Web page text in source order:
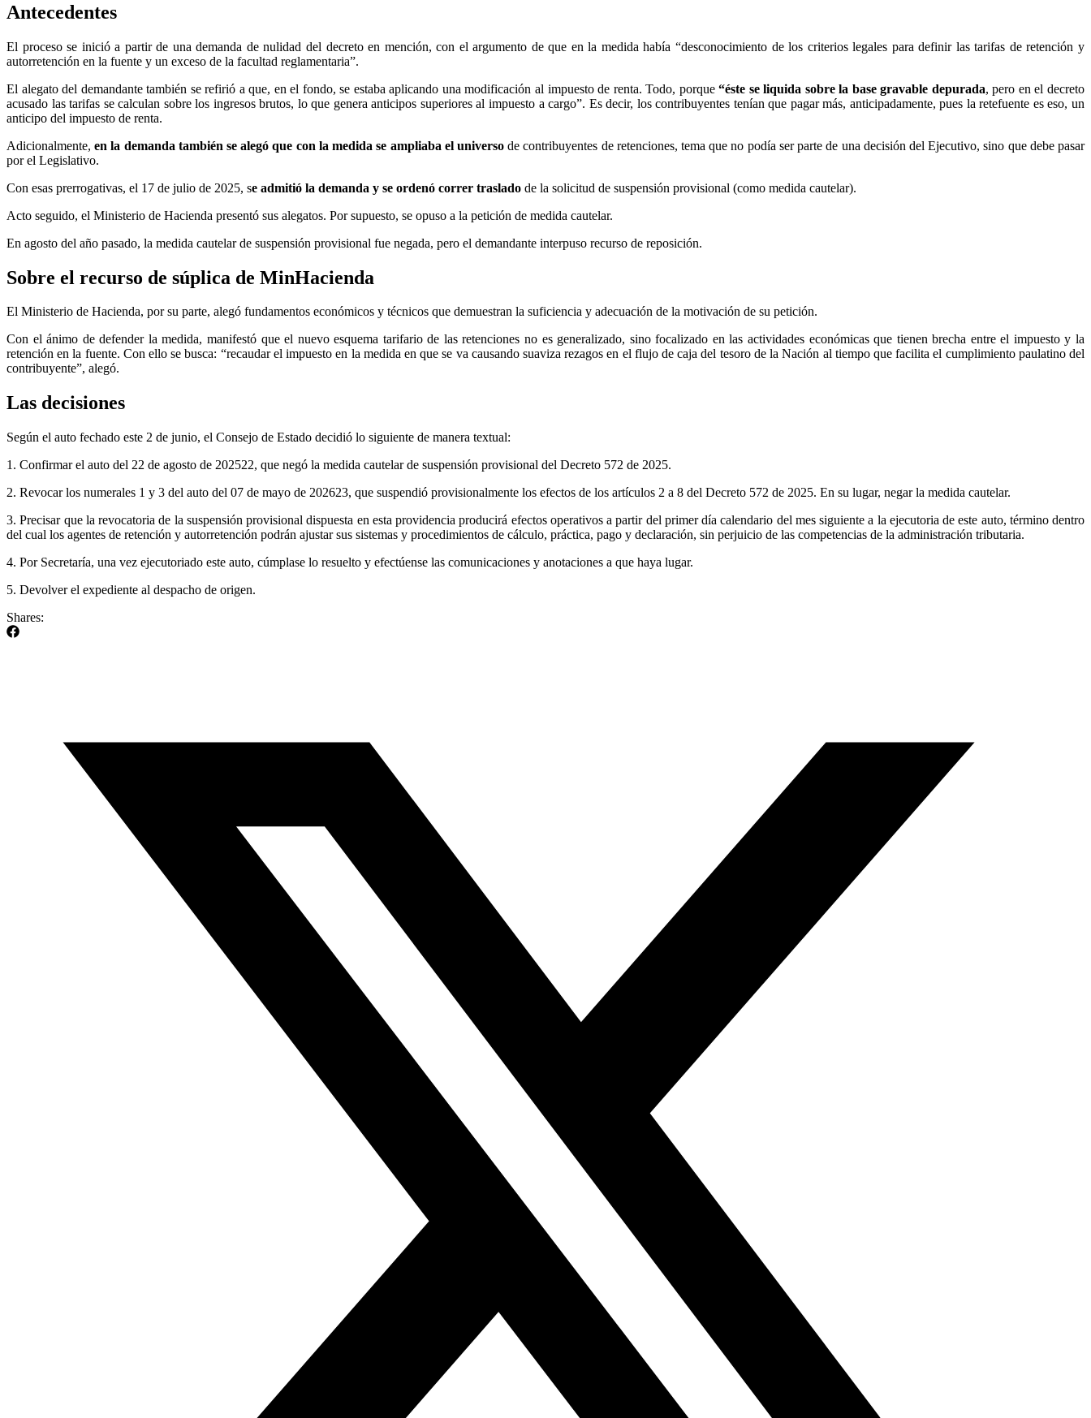
Antecedentes
El proceso se inició a partir de una demanda de nulidad del decreto en mención, con el argumento de que en la medida había “desconocimiento de los criterios legales para definir las tarifas de retención y
autorretención en la fuente y un exceso de la facultad reglamentaria”.
El alegato del demandante también se refirió a que, en el fondo, se estaba aplicando una modificación al impuesto de renta. Todo, porque“éste se liquida sobre la base gravable depurada, pero en el decreto
acusado las tarifas se calculan sobre los ingresos brutos, lo que genera anticipos superiores al impuesto a cargo”. Es decir, los contribuyentes tenían que pagar más, anticipadamente, pues la retefuente es eso, un
anticipo del impuesto de renta.
Adicionalmente,en la demanda también se alegó que con la medida se ampliaba el universode contribuyentes de retenciones, tema que no podía ser parte de una decisión del Ejecutivo, sino que debe pasar
por el Legislativo.
Con esas prerrogativas, el 17 de julio de 2025, se admitió la demanda y se ordenó correr traslado de la solicitud de suspensión provisional (como medida cautelar).
Acto seguido, el Ministerio de Hacienda presentó sus alegatos. Por supuesto, se opuso a la petición de medida cautelar.
En agosto del año pasado, la medida cautelar de suspensión provisional fue negada, pero el demandante interpuso recurso de reposición.
Sobre el recurso de súplica de MinHacienda
El Ministerio de Hacienda, por su parte, alegó fundamentos económicos y técnicos que demuestran la suficiencia y adecuación de la motivación de su petición.
Con el ánimo de defender la medida, manifestó que el nuevo esquema tarifario de las retenciones no es generalizado, sino focalizado en las actividades económicas que tienen brecha entre el impuesto y la
retención en la fuente. Con ello se busca: “recaudar el impuesto en la medida en que se va causando suaviza rezagos en el flujo de caja del tesoro de la Nación al tiempo que facilita el cumplimiento paulatino del
contribuyente”, alegó.
Las decisiones
Según el auto fechado este 2 de junio, el Consejo de Estado decidió lo siguiente de manera textual:
1. Confirmar el auto del 22 de agosto de 202522, que negó la medida cautelar de suspensión provisional del Decreto 572 de 2025.
2. Revocar los numerales 1 y 3 del auto del 07 de mayo de 202623, que suspendió provisionalmente los efectos de los artículos 2 a 8 del Decreto 572 de 2025. En su lugar, negar la medida cautelar.
3. Precisar que la revocatoria de la suspensión provisional dispuesta en esta providencia producirá efectos operativos a partir del primer día calendario del mes siguiente a la ejecutoria de este auto, término dentro
del cual los agentes de retención y autorretención podrán ajustar sus sistemas y procedimientos de cálculo, práctica, pago y declaración, sin perjuicio de las competencias de la administración tributaria.
4. Por Secretaría, una vez ejecutoriado este auto, cúmplase lo resuelto y efectúense las comunicaciones y anotaciones a que haya lugar.
5. Devolver el expediente al despacho de origen.
Shares: